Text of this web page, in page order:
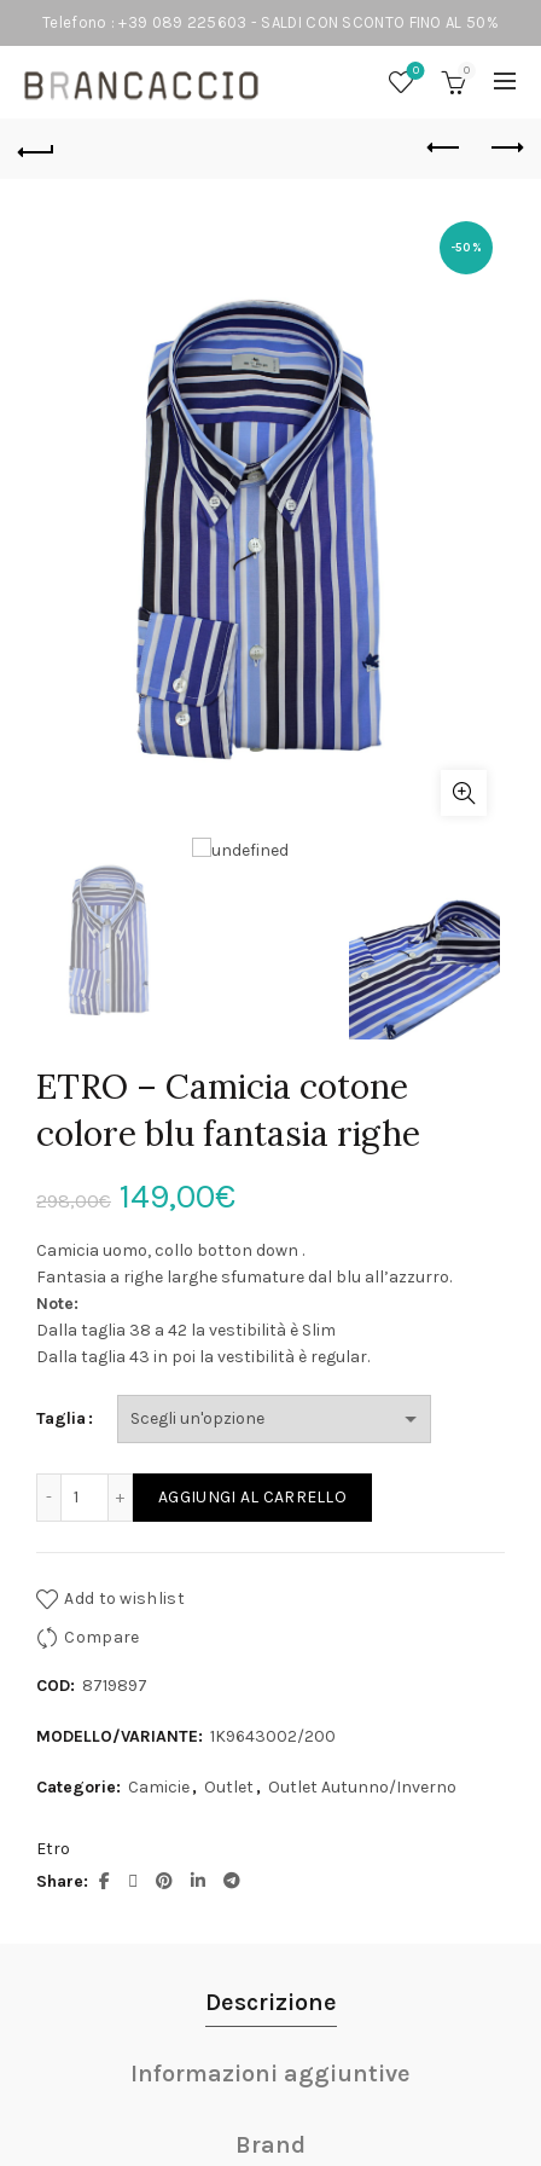
Telefono : +39 089 225603 - SALDI CON SCONTO FINO AL 50%
0 0
-50%
ETRO – Camicia cotone
colore blu fantasia righe
298,00€ Il
prezzo
era:
298,00€.
149,00€Il
prezzo
è:
149,00€.
Camicia uomo, collo botton down .
Fantasia a righe larghe sfumature dal blu all’azzurro.
Note:
Dalla taglia 38 a 42 la vestibilità è Slim
Dalla taglia 43 in poi la vestibilità è regular.
Taglia
AGGIUNGI AL CARRELLO
Add to wishlist
Compare
COD: 8719897
MODELLO/VARIANTE: 1K9643002/200
Categorie: Camicie, Outlet, Outlet Autunno/Inverno
Etro
Share
Descrizione
Informazioni aggiuntive
Brand